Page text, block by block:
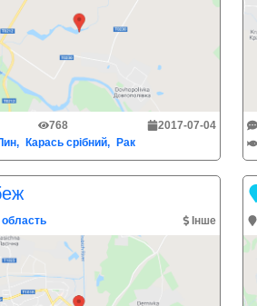
768
2017-07-04
Карась срібний Рак
область Інше